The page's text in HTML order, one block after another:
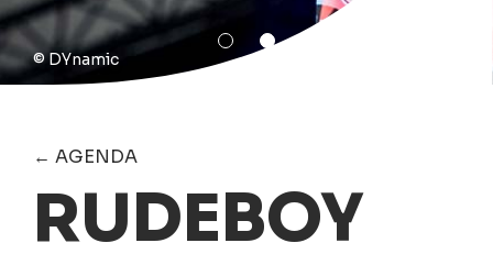
© DYnamic
← AGENDA
RUDEBOY